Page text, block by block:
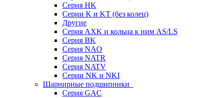
Серия HK
Серии K и KT (без колец)
Другие
Серия AXK и кольца к ним AS/LS
Серия BK
Серия NAO
Серия NATR
Серия NATV
Серии NK и NKI
Шарнирные подшипники
Серия GAC